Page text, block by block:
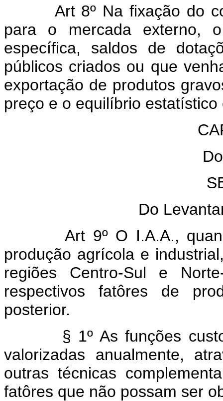
Art 8º Na fixação do
para o mercada externo,
específica, saldos de
públicos criados ou que
exportação de produtos
preço e o equilíbrio
Do
Art 9º O I.A.A.,
produção agrícola e
regiões Centro-Sul e
respectivos fatôres de
posterior.
§ 1º As funções custo
valorizadas anualmente,
outras técnicas
fatôres que não possam ser